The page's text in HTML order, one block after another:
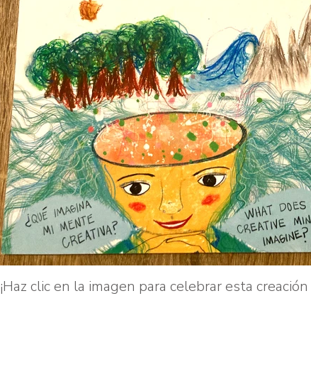
¡Haz clic en la imagen para celebrar esta